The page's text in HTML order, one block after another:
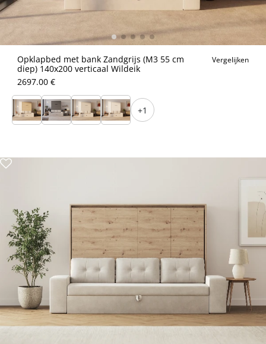
Opklapbed met bank Zandgrijs (M3 55 cm
diep) 140x200 verticaal Wildeik
Vergelijken
2697.00 €
+1